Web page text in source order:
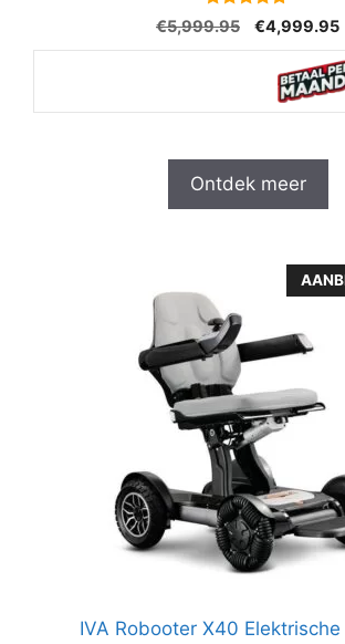
4.6
van 5
€5,999.95
prijs
was:
€5,999.95.
€4,999.95
Ontdek meer
IVA Robooter X40 Elektrische